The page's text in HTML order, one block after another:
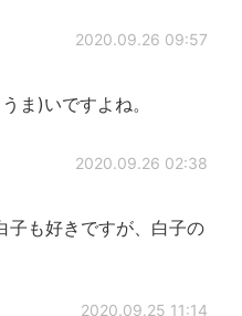
2020.09.26 09:57
ま)いですよね。
2020.09.26 02:38
子も好きですが、白子の
2020.09.25 11:14